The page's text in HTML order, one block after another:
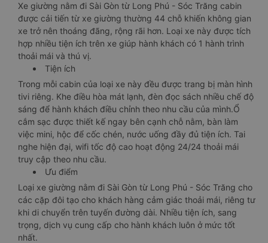
Xe giường nằm đi Sài Gòn từ Long Phú - Sóc Trăng cabin
được cải tiến từ xe giường thường 44 chỗ khiến không gian
xe trở nên thoáng đãng, rộng rãi hơn. Loại xe này được tích
hợp nhiều tiện ích trên xe giúp hành khách có 1 hành trình
thoải mái và thú vị.
Tiện ích
Trong mỗi cabin của loại xe này đều được trang bị màn hình
tivi riêng. Khe điều hòa mát lạnh, đèn đọc sách nhiều chế độ
sáng để hành khách điều chỉnh theo nhu cầu của mình.Ổ
cắm sạc được thiết kế ngay bên cạnh chỗ nằm, bàn làm
việc mini, hộc để cốc chén, nước uống đầy đủ tiện ích. Tai
nghe hiện đại, wifi tốc độ cao hoạt động 24/24 thoải mái
truy cập theo nhu cầu.
Ưu điểm
Loại xe giường nằm đi Sài Gòn từ Long Phú - Sóc Trăng cho
các cặp đôi tạo cho khách hàng cảm giác thoải mái, riêng tư
khi di chuyển trên tuyến đường dài. Nhiều tiện ích, sang
trọng, dịch vụ cung cấp cho hành khách luôn ở mức tốt
nhất.